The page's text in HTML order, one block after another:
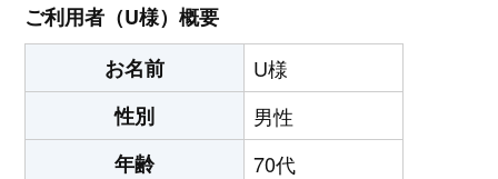
ご利用者（U様）概要
お名前
U様
性別
男性
年齢
70代